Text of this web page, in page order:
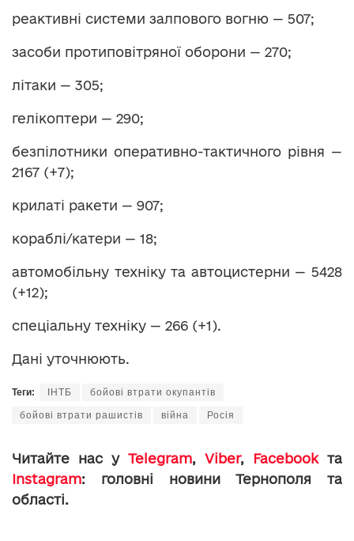
реактивні системи залпового вогню — 507;
засоби протиповітряної оборони — 270;
літаки — 305;
гелікоптери — 290;
безпілотники оперативно-тактичного рівня —
2167 (+7);
крилаті ракети — 907;
кораблі/катери — 18;
автомобільну техніку та автоцистерни — 5428
(+12);
спеціальну техніку — 266 (+1).
Дані уточнюють.
Теги: ІНТБ бойові втрати окупантів
бойові втрати рашистів війна Росія
Читайте нас у Telegram, Viber, Facebookта
Instagram: головні новини Тернополя та
області.